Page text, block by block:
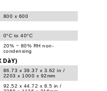
800 x 600
0°C to 40°C
20% ~ 80% RH non-
condensing
DàY)
86.73 x 39.37 x 3.62 in /
2203 x 1000 x 92mm
92.52 x 44.72 x 8.5 in /